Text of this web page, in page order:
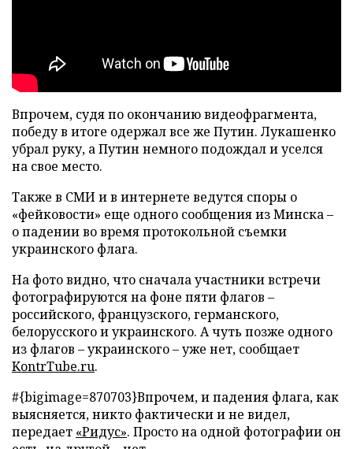
Впрочем, судя по окончанию видеофрагмента,
победу в итоге одержал все же Путин. Лукашенко
убрал руку, а Путин немного подождал и уселся
на свое место.
Также в СМИ и в интернете ведутся споры о
«фейковости» еще одного сообщения из Минска –
о падении во время протокольной съемки
украинского флага.
На фото видно, что сначала участники встречи
фотографируются на фоне пяти флагов –
российского, французского, германского,
белорусского и украинского. А чуть позже одного
из флагов – украинского – уже нет, сообщает
KontrTube.ru.
#{bigimage=870703}Впрочем, и падения флага, как
выясняется, никто фактически и не видел,
передает «Ридус». Просто на одной фотографии он